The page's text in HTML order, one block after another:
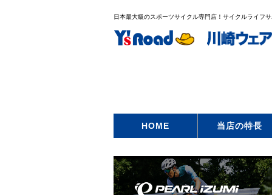
日本最大級のスポーツサイクル専門店！サイクルライフ
HOME 当店の特長